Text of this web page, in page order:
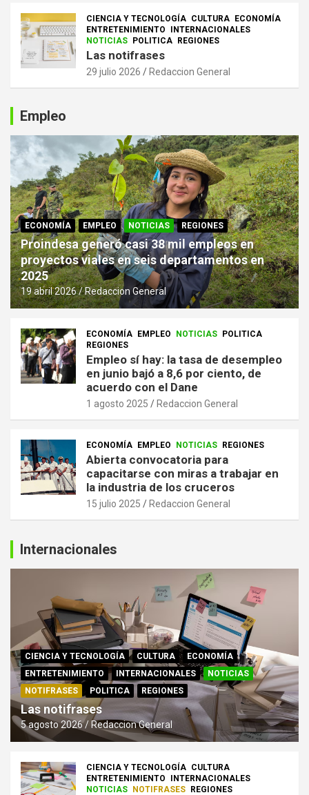
CIENCIA Y TECNOLOGÍA CULTURA
ECONOMÍA
ENTRETENIMIENTO
INTERNACIONALES
NOTICIAS
POLITICA REGIONES
Las notifrases
29 julio 2026 Redaccion General
Empleo
ECONOMÍA EMPLEO NOTICIAS REGIONES
Proindesa generó casi 38 mil empleos en
proyectos viales en seis departamentos en
2025
19 abril 2026 Redaccion General
ECONOMÍA EMPLEO NOTICIAS POLITICA
REGIONES
Empleo sí hay: la tasa de desempleo
en junio bajó a 8,6 por ciento, de
acuerdo con el Dane
1 agosto 2025 Redaccion General
ECONOMÍA EMPLEO NOTICIAS REGIONES
Abierta convocatoria para
capacitarse con miras a trabajar en
la industria de los cruceros
15 julio 2025 Redaccion General
Internacionales
CIENCIA Y TECNOLOGÍA CULTURA
ECONOMÍA
ENTRETENIMIENTO
INTERNACIONALES
NOTICIAS
NOTIFRASES
POLITICA REGIONES
Las notifrases
5 agosto 2026 Redaccion General
CIENCIA Y TECNOLOGÍA CULTURA
ENTRETENIMIENTO
INTERNACIONALES
NOTICIAS NOTIFRASES REGIONES